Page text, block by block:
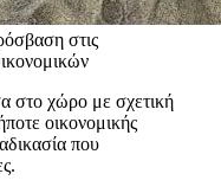
στις
στο χώρο με σχετική
οικονομικής
που